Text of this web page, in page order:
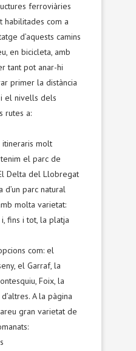
ferroviàries
habilitades com a
d’aquests camins
en bicicleta, amb
tant pot anar-hi
primer la distància
el nivells dels
rutes a:
itineraris molt
el parc de
Delta del Llobregat
d’un parc natural
molta varietat:
fins i tot, la platja
com: el
el Garraf, la
Foix, la
A la pàgina
gran varietat de